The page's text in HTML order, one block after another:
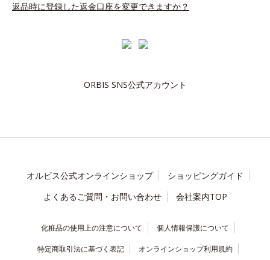
返品時に登録した返金口座を変更できますか？
ORBIS SNS公式アカウント
オルビス公式オンラインショップ
ショッピングガイド
よくあるご質問・お問い合わせ
会社案内TOP
化粧品の使用上の注意について 個人情報保護について
特定商取引法に基づく表記 オンラインショップ利用規約